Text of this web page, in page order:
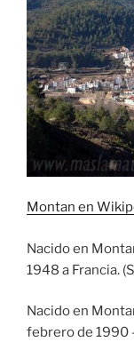
Montan en
Nacido en
1948 a Francia.
Nacido en
febrero de 1990